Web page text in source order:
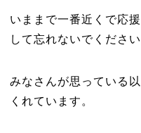
いままで一番近くで応
して忘れないでください
みなさんが思っている
くれています。